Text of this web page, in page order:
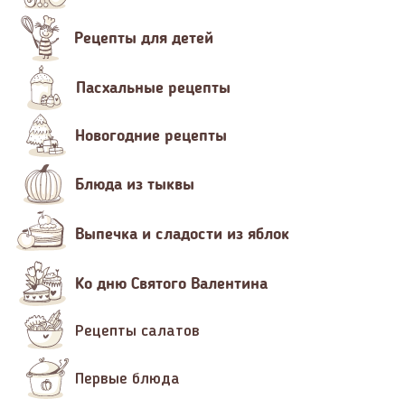
Рецепты для детей
Пасхальные рецепты
Новогодние рецепты
Блюда из тыквы
Выпечка и сладости из яблок
Ко дню Святого Валентина
Рецепты салатов
Первые блюда